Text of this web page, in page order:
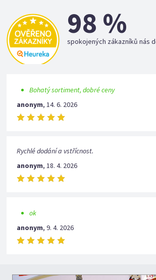
98 %
spokojených zákazníků nás
Bohatý sortiment, dobré ceny
anonym,14. 6. 2026
Rychlé dodání a vstřícnost.
anonym,18. 4. 2026
ok
anonym,9. 4. 2026